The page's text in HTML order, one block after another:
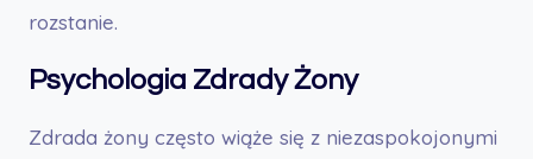
rozstanie.
Psychologia Zdrady Żony
Zdrada żony często wiąże się z niezaspokojonymi